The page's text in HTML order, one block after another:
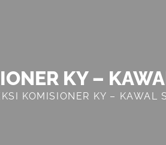
KY –
KOMISIONER KY – KAWAL